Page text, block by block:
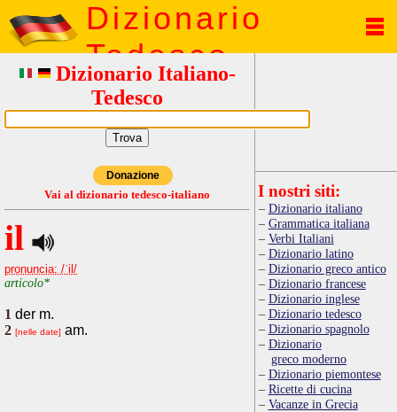
Dizionario
Tedesco
Dizionario Italiano-
Tedesco
Donazione
Vai al dizionario tedesco-italiano
il
pronuncia: /ˈil/
articolo*
1 der m.
2 [nelle date] am.
I nostri siti:
Dizionario italiano
Grammatica italiana
Verbi Italiani
Dizionario latino
Dizionario greco antico
Dizionario francese
Dizionario inglese
Dizionario tedesco
Dizionario spagnolo
Dizionario
greco moderno
Dizionario piemontese
Ricette di cucina
Vacanze in Grecia